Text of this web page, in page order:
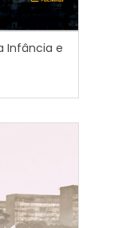
Infância e